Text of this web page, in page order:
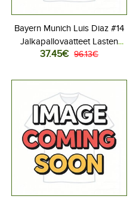
Bayern Munich Luis Diaz #14
Jalkapallovaatteet Lasten
Kotipeliasu 2026-27
housut)
37.45€ 96.13€